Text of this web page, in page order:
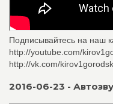
Подписывайтесь на наш
http://youtube.com/
http://vk.com/
2016-06-23 -